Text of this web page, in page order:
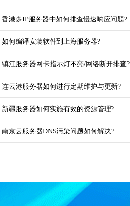
香港多IP服务器中如何排查慢速响应问题?
如何编译安装软件到上海服务器?
镇江服务器网卡指示灯不亮/网络断开排查?
连云港服务器如何进行定期维护与更新?
新疆服务器如何实施有效的资源管理?
南京云服务器DNS污染问题如何解决?